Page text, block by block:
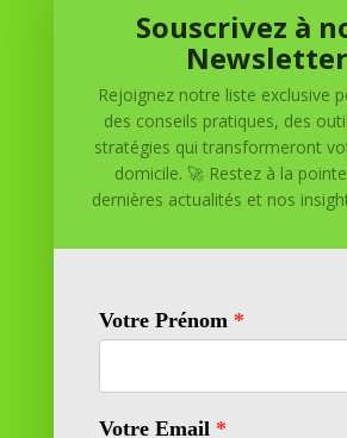
Réussite à Domicile
Réussite à Domicile est votre
pour atteindre vos objectifs depuis le
maison. Nous offrons des solutions
vous aider à réussir.
11 rue Richelieu
69100 VILLEURBANNE
Souscrivez à
Newsletter
Rejoignez notre liste exclusive
des conseils pratiques, des
stratégies qui transformeront
domicile. 🚀 Restez à la
dernières actualités et nos